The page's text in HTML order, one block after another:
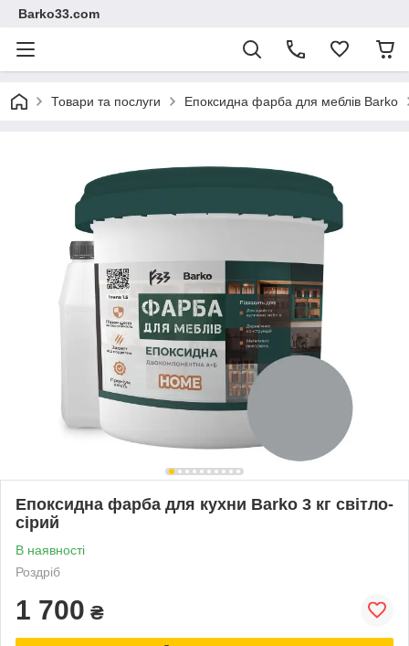
Barko33.com
Товари та послуги Епоксидна фарба для меблів Barko
Епоксидна фарба для кухни Barko 3 кг світло-
сірий
В наявності
Роздріб
1 700 ₴